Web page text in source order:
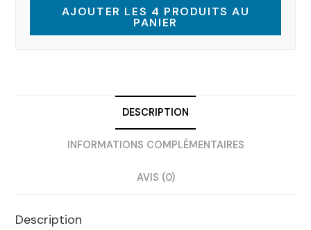
AJOUTER LES 4 PRODUITS AU
PANIER
DESCRIPTION
INFORMATIONS COMPLÉMENTAIRES
AVIS (0)
Description